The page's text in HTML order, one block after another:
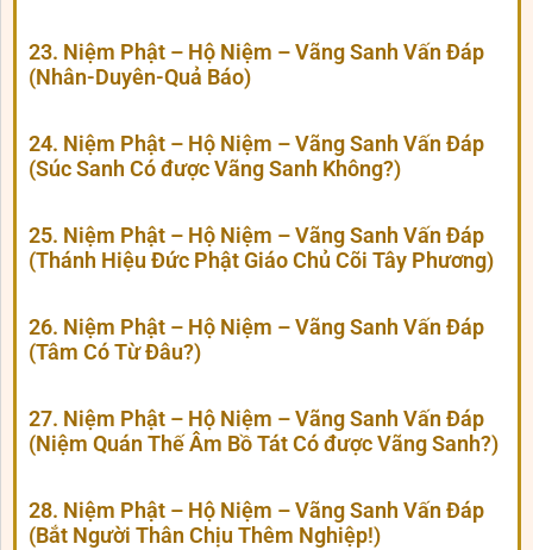
23. Niệm Phật – Hộ Niệm – Vãng Sanh Vấn Đáp
(Nhân-Duyên-Quả Báo)
24. Niệm Phật – Hộ Niệm – Vãng Sanh Vấn Đáp
(Súc Sanh Có được Vãng Sanh Không?)
25. Niệm Phật – Hộ Niệm – Vãng Sanh Vấn Đáp
(Thánh Hiệu Đức Phật Giáo Chủ Cõi Tây Phương)
26. Niệm Phật – Hộ Niệm – Vãng Sanh Vấn Đáp
(Tâm Có Từ Đâu?)
27. Niệm Phật – Hộ Niệm – Vãng Sanh Vấn Đáp
(Niệm Quán Thế Âm Bồ Tát Có được Vãng Sanh?)
28. Niệm Phật – Hộ Niệm – Vãng Sanh Vấn Đáp
(Bắt Người Thân Chịu Thêm Nghiệp!)